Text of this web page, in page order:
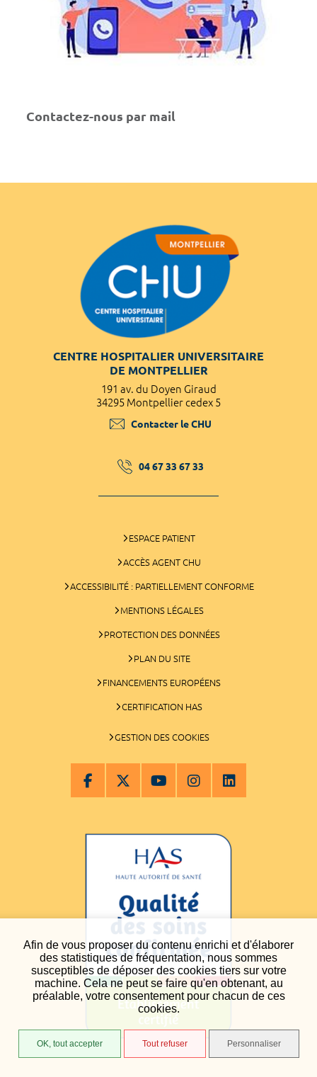
Afin de vous proposer du contenu enrichi et d'élaborer
des statistiques de fréquentation, nous sommes
susceptibles de déposer des cookies tiers sur votre
machine. Cela ne peut se faire qu'en obtenant, au
préalable, votre consentement pour chacun de ces
cookies.
OK, tout accepter Tout refuser Personnaliser
Contactez-nous par mail
CENTRE HOSPITALIER UNIVERSITAIRE
DE MONTPELLIER
191 av. du Doyen Giraud
34295 Montpellier cedex 5
Contacter le CHU
04 67 33 67 33
ESPACE PATIENT
ACCÈS AGENT CHU
ACCESSIBILITÉ : PARTIELLEMENT CONFORME
MENTIONS LÉGALES
PROTECTION DES DONNÉES
PLAN DU SITE
FINANCEMENTS EUROPÉENS
CERTIFICATION HAS
GESTION DES COOKIES